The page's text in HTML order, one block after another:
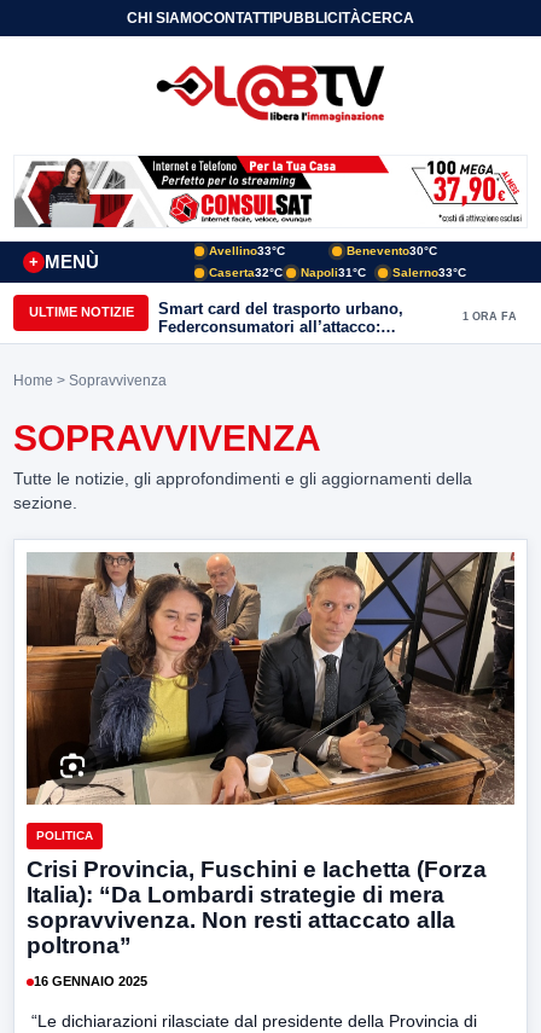
CHI SIAMOCONTATTIPUBBLICITÀCERCA
MENÙ
+
Avellino33°C Benevento30°C
Caserta32°C Napoli31°C Salerno33°C
ULTIME NOTIZIE
Smart card del trasporto urbano,
Federconsumatori all’attacco:
«Benevento ha bisogno di uno
1 ORA FA
Home > Sopravvivenza
SOPRAVVIVENZA
Tutte le notizie, gli approfondimenti e gli aggiornamenti della
sezione.
POLITICA
Crisi Provincia, Fuschini e Iachetta (Forza
Italia): “Da Lombardi strategie di mera
sopravvivenza. Non resti attaccato alla
poltrona”
16 GENNAIO 2025
“Le dichiarazioni rilasciate dal presidente della Provincia di